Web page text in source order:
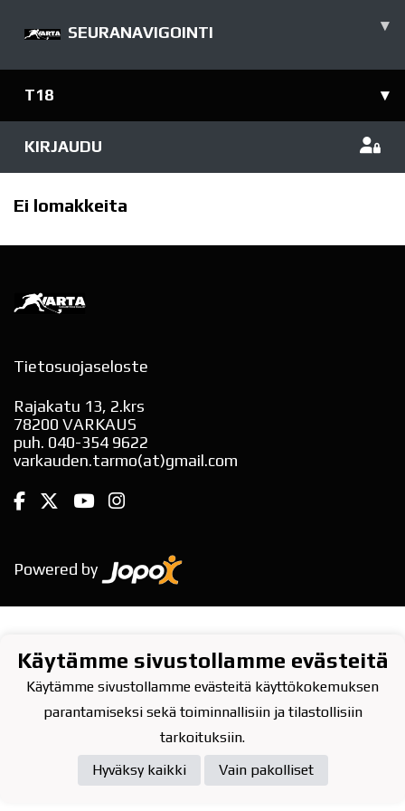
SEURANAVIGOINTI ▾
T18 ▾
KIRJAUDU
Ei lomakkeita
Tietosuojaseloste
Rajakatu 13, 2.krs
78200 VARKAUS
puh. 040-354 9622
varkauden.tarmo(at)gmail.com
Powered by
Käytämme sivustollamme evästeitä
Käytämme sivustollamme evästeitä käyttökokemuksen
parantamiseksi sekä toiminnallisiin ja tilastollisiin
tarkoituksiin.
Hyväksy kaikki
Vain pakolliset